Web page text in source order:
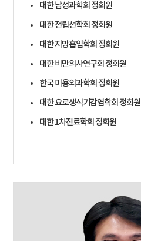
대한 남성과학회 정회원
대한 전립선학회 정회원
대한 지방흡입학회 정회원
대한 비만의사연구회 정회원
한국 미용외과학회 정회원
대한 요로생식기감염학회 정회원
대한 1차진료학회 정회원